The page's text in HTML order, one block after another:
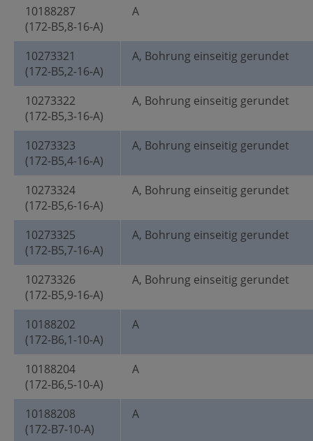
10188287
(172-B5,8-16-A)
A
10273321
(172-B5,2-16-A)
A, Bohrung einseitig gerundet
10273322
(172-B5,3-16-A)
A, Bohrung einseitig gerundet
10273323
(172-B5,4-16-A)
A, Bohrung einseitig gerundet
10273324
(172-B5,6-16-A)
A, Bohrung einseitig gerundet
10273325
(172-B5,7-16-A)
A, Bohrung einseitig gerundet
10273326
(172-B5,9-16-A)
A, Bohrung einseitig gerundet
10188202
(172-B6,1-10-A)
A
10188204
(172-B6,5-10-A)
A
10188208
(172-B7-10-A)
A